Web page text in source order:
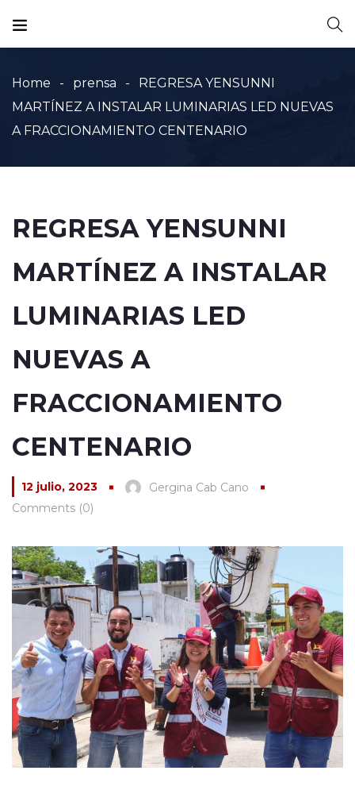
Home prensa
REGRESA YENSUNNI
MARTÍNEZ A INSTALAR LUMINARIAS LED NUEVAS
A FRACCIONAMIENTO CENTENARIO
REGRESA YENSUNNI
MARTÍNEZ A INSTALAR
LUMINARIAS LED
NUEVAS A
FRACCIONAMIENTO
CENTENARIO
12 julio, 2023
Gergina Cab Cano
Comments (0)